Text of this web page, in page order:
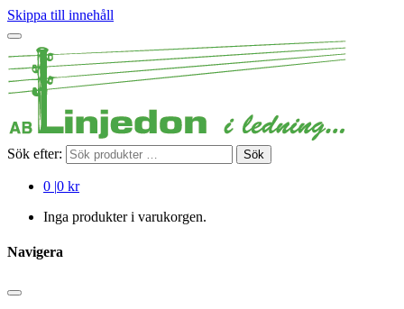
Skippa till innehåll
Sök efter: Sök
0 |0 kr
Inga produkter i varukorgen.
Navigera